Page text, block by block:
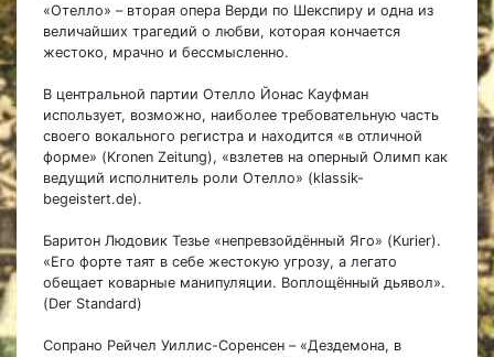
«Отелло» – вторая опера Верди по Шекспиру и одна из
величайших трагедий о любви, которая кончается
жестоко, мрачно и бессмысленно.
В центральной партии Отелло Йонас Кауфман
использует, возможно, наиболее требовательную часть
своего вокального регистра и находится «в отличной
форме» (Kronen Zeitung), «взлетев на оперный Олимп как
ведущий исполнитель роли Отелло» (klassik-
begeistert.de).
Баритон Людовик Тезье «непревзойдённый Яго» (Kurier).
«Его форте таят в себе жестокую угрозу, а легато
обещает коварные манипуляции. Воплощённый дьявол».
(Der Standard)
Сопрано Рейчел Уиллис-Соренсен – «Дездемона, в